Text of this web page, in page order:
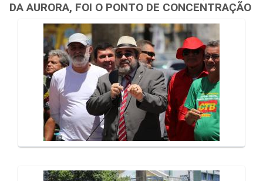
DA AURORA, FOI O PONTO DE CONCENTRAÇÃO
Galeria de Mídias